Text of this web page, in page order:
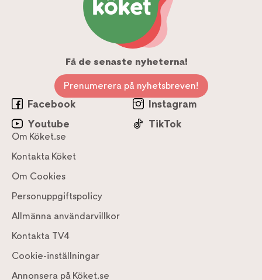
Få de senaste nyheterna!
Prenumerera på nyhetsbreven!
Facebook
Instagram
Youtube
TikTok
Om Köket.se
Kontakta Köket
Om Cookies
Personuppgiftspolicy
Allmänna användarvillkor
Kontakta TV4
Cookie-inställningar
Annonsera på Köket.se